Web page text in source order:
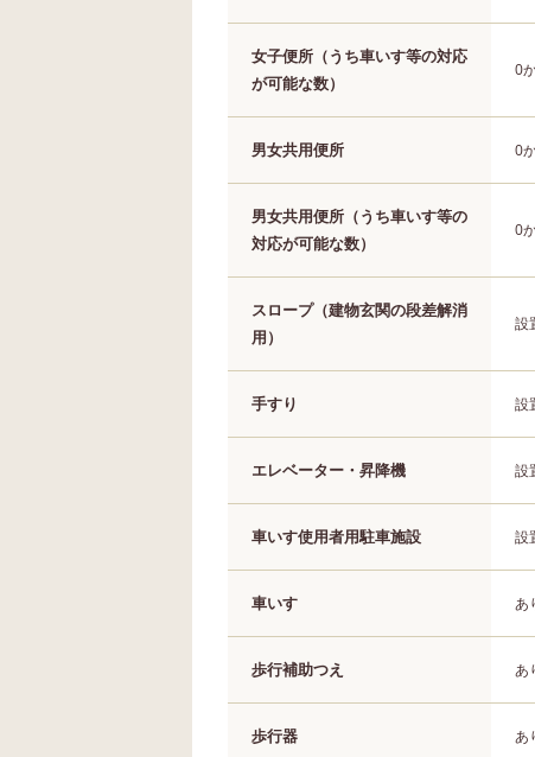
女子便所（うち車いす等の対応
が可能な数）
0
男女共用便所 0
男女共用便所（うち車いす等の
対応が可能な数）
0
スロープ（建物玄関の段差解消
用）
設
手すり 設
エレベーター・昇降機 設
車いす使用者用駐車施設 設
車いす あ
歩行補助つえ あ
歩行器 あ